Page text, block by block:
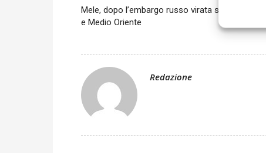
Mele, dopo l’embargo russo virata su Nord Africa
e Medio Oriente
Redazione